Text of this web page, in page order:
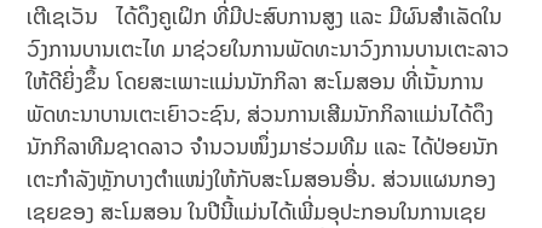
ເຕີເຊເວັນ ໄດ້ດຶງຄູເຝິກ ທີ່ມີປະສົບການສູງ ແລະ ມີຜົນສໍາເລັດໃນ
ວົງການບານເຕະໄທ ມາຊ່ວຍໃນການພັດທະນາວົງການບານເຕະລາວ
ໃຫ້ດີຍິ່ງຂຶ້ນ ໂດຍສະເພາະແມ່ນນັກກິລາ ສະໂມສອນ ທີ່ເນັ້ນການ
ພັດທະນາບານເຕະເຍົາວະຊົນ, ສ່ວນການເສີມນັກກິລາແມ່ນໄດ້ດຶງ
ນັກກິລາທີມຊາດລາວ ຈຳນວນໜຶ່ງມາຮ່ວມທີມ ແລະ ໄດ້ປ່ອຍນັກ
ເຕະກຳລັງຫຼັກບາງຕຳແໜ່ງໃຫ້ກັບສະໂມສອນອື່ນ. ສ່ວນແຜນກອງ
ເຊຍຂອງ ສະໂມສອນ ໃນປີນີ້ແມ່ນໄດ້ເພີ່ມອຸປະກອນໃນການເຊຍ